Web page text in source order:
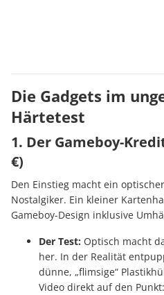
Die Gadgets im
Härtetest
1. Der Gameboy-
€)
Den Einstieg macht ein
Nostalgiker. Ein kleiner
Gameboy-Design inklusive
Der Test: Optisch macht
her. In der Realität
dünne, „flimsige“
Video direkt auf den